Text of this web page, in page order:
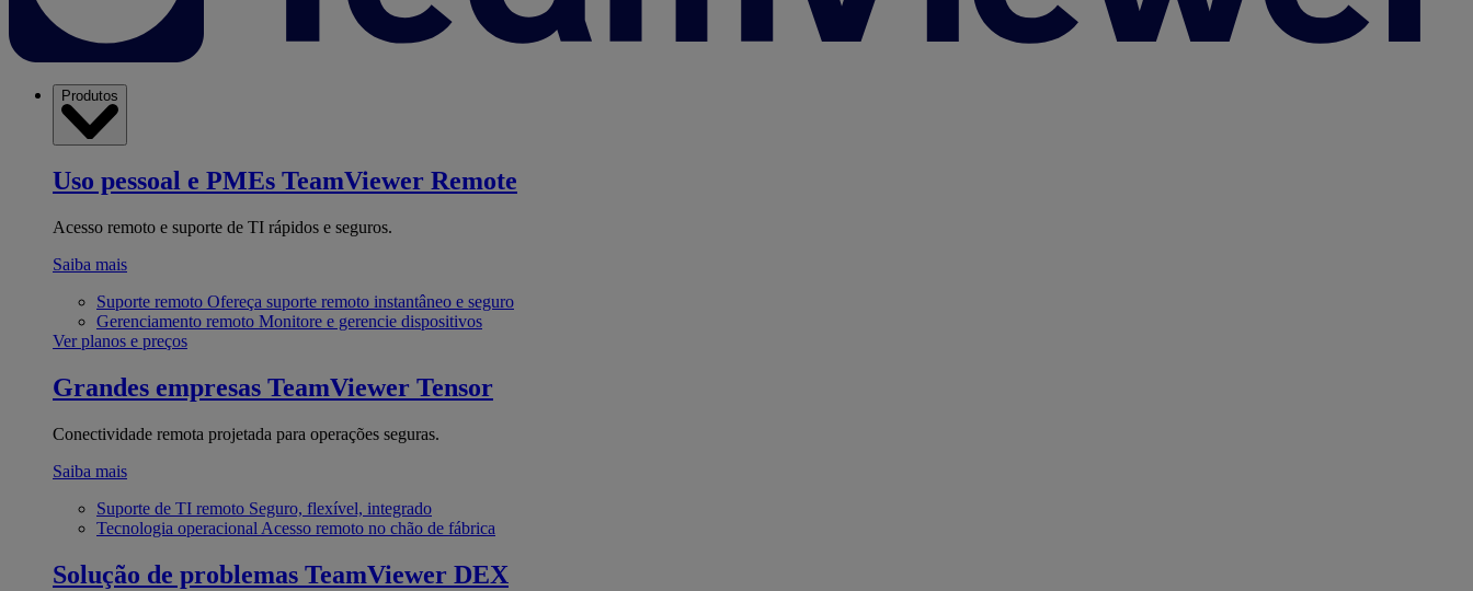
Produtos
Uso pessoal e PMEs TeamViewer Remote
Acesso remoto e suporte de TI rápidos e seguros.
Saiba mais
Suporte remoto Ofereça suporte remoto instantâneo e seguro
Gerenciamento remoto Monitore e gerencie dispositivos
Ver planos e preços
Grandes empresas TeamViewer Tensor
Conectividade remota projetada para operações seguras.
Saiba mais
Suporte de TI remoto Seguro, flexível, integrado
Tecnologia operacional Acesso remoto no chão de fábrica
Solução de problemas TeamViewer DEX